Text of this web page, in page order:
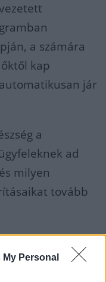
Personal
a számára
kap
jár
a
ad
milyen
tovább
pedig